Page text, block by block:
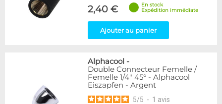
2,40 €
En stock
Expédition immédiate
Ajouter au panier
Alphacool -
Double Connecteur Femelle /
Femelle 1/4" 45° - Alphacool
Eiszapfen - Argent
5/5 - 1 avis